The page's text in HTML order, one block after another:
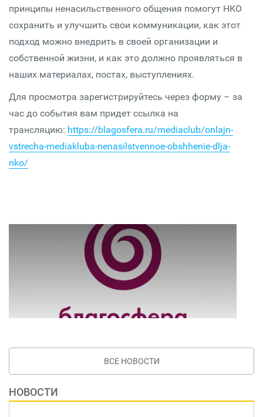
принципы ненасильственного общения помогут НКО
сохранить и улучшить свои коммуникации, как этот
подход можно внедрить в своей организации и
собственной жизни, и как это должно проявляться в
наших материалах, постах, выступлениях.
Для просмотра зарегистрируйтесь через форму – за
час до события вам придет ссылка на
трансляцию: https://blagosfera.ru/mediaclub/onlajn-
vstrecha-mediakluba-nenasilstvennoe-obshhenie-dlja-
nko/
ВСЕ НОВОСТИ
НОВОСТИ